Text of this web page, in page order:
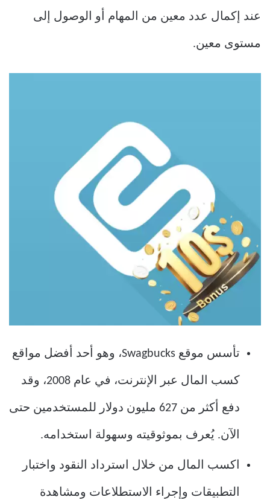
عند إكمال عدد معين من المهام أو الوصول إلى
مستوى معين.
تأسس موقع Swagbucks، وهو أحد أفضل مواقع
كسب المال عبر الإنترنت، في عام 2008، وقد
دفع أكثر من 627 مليون دولار للمستخدمين حتى
الآن. يُعرف بموثوقيته وسهولة استخدامه.
اكسب المال من خلال استرداد النقود واختبار
التطبيقات وإجراء الاستطلاعات ومشاهدة